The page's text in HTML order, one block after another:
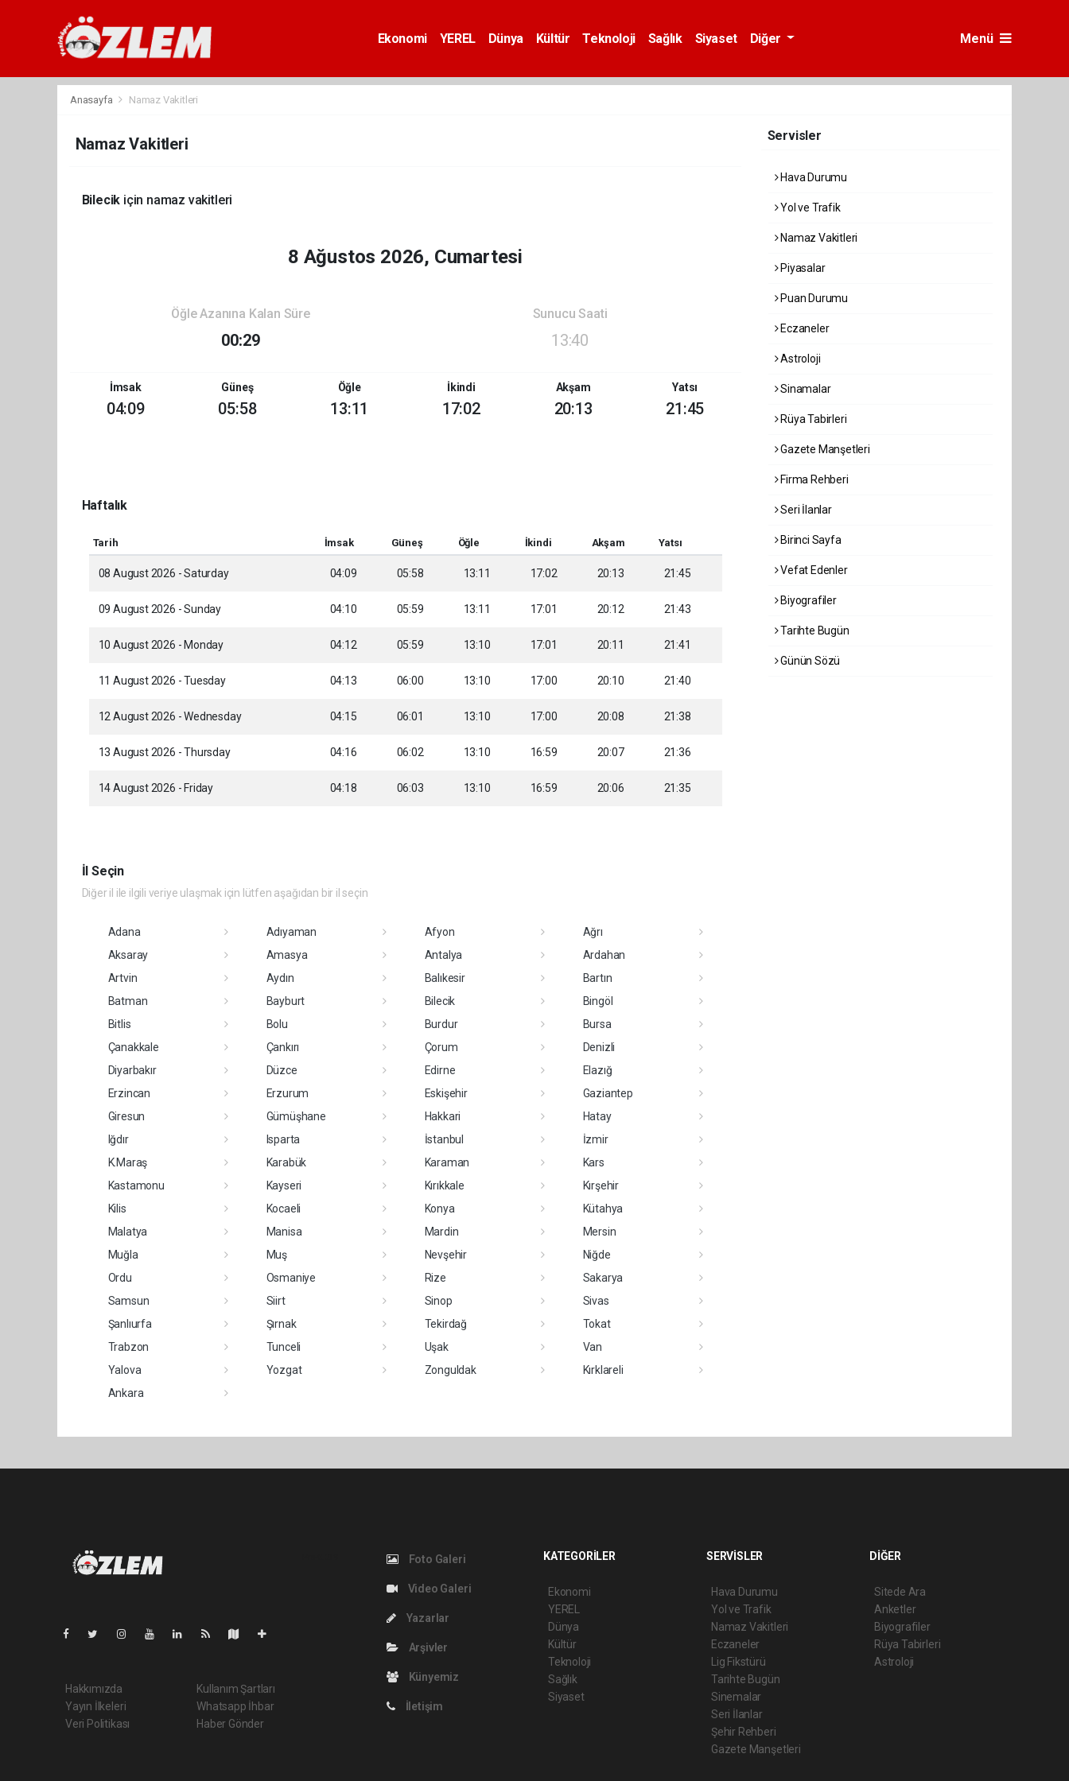
Ekonomi YEREL Dünya Kültür Teknoloji Sağlık Siyaset Diğer Menü
Anasayfa Namaz Vakitleri
Namaz Vakitleri
Bilecik için namaz vakitleri
8 Ağustos 2026, Cumartesi
Öğle Azanına Kalan Süre
00:29
Sunucu Saati
13:40
İmsak
04:09
Güneş
05:58
Öğle
13:11
İkindi
17:02
Akşam
20:13
Yatsı
21:45
Haftalık
Tarih İmsak Güneş Öğle İkindi Akşam Yatsı
08 August 2026 - Saturday 04:09 05:58 13:11 17:02 20:13 21:45
09 August 2026 - Sunday 04:10 05:59 13:11 17:01 20:12 21:43
10 August 2026 - Monday 04:12 05:59 13:10 17:01 20:11 21:41
11 August 2026 - Tuesday 04:13 06:00 13:10 17:00 20:10 21:40
12 August 2026 - Wednesday 04:15 06:01 13:10 17:00 20:08 21:38
13 August 2026 - Thursday 04:16 06:02 13:10 16:59 20:07 21:36
14 August 2026 - Friday 04:18 06:03 13:10 16:59 20:06 21:35
İl Seçin
Diğer il ile ilgili veriye ulaşmak için lütfen aşağıdan bir il seçin
Adana Adıyaman Afyon
Ağrı
Aksaray
Amasya Antalya
Ardahan
Artvin
Aydın Balıkesir
Bartın
Batman
Bayburt Bilecik
Bingöl
Bitlis
Bolu Burdur
Bursa
Çanakkale
Çankırı Çorum
Denizli
Diyarbakır
Düzce Edirne
Elazığ
Erzincan
Erzurum Eskişehir
Gaziantep
Giresun
Gümüşhane Hakkari
Hatay
Iğdır
Isparta İstanbul
İzmir
K.Maraş
Karabük Karaman
Kars
Kastamonu
Kayseri Kırıkkale
Kırşehir
Kilis
Kocaeli Konya
Kütahya
Malatya
Manisa Mardin
Mersin
Muğla
Muş Nevşehir
Niğde
Ordu
Osmaniye Rize
Sakarya
Samsun
Siirt Sinop
Sivas
Şanlıurfa
Şırnak Tekirdağ
Tokat
Trabzon
Tunceli Uşak
Van
Yalova
Yozgat Zonguldak
Kırklareli
Ankara
Servisler
Hava Durumu
Yol ve Trafik
Namaz Vakitleri
Piyasalar
Puan Durumu
Eczaneler
Astroloji
Sinamalar
Rüya Tabirleri
Gazete Manşetleri
Firma Rehberi
Seri İlanlar
Birinci Sayfa
Vefat Edenler
Biyografiler
Tarihte Bugün
Günün Sözü
Hakkımızda
Yayın İlkeleri
Veri Politikası
Kullanım Şartları
Whatsapp İhbar
Haber Gönder
Foto Galeri
Video Galeri
Yazarlar
Arşivler
Künyemiz
İletişim
KATEGORİLER
Ekonomi
YEREL
Dünya
Kültür
Teknoloji
Sağlık
Siyaset
SERVİSLER
Hava Durumu
Yol ve Trafik
Namaz Vakitleri
Eczaneler
Lig Fikstürü
Tarihte Bugün
Sinemalar
Seri İlanlar
Şehir Rehberi
Gazete Manşetleri
DİĞER
Sitede Ara
Anketler
Biyografiler
Rüya Tabirleri
Astroloji